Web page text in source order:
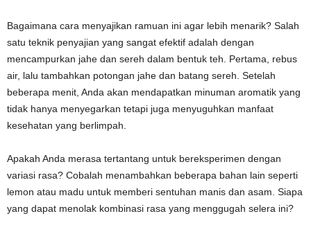
Bagaimana cara menyajikan ramuan ini agar lebih menarik? Salah
satu teknik penyajian yang sangat efektif adalah dengan
mencampurkan jahe dan sereh dalam bentuk teh. Pertama, rebus
air, lalu tambahkan potongan jahe dan batang sereh. Setelah
beberapa menit, Anda akan mendapatkan minuman aromatik yang
tidak hanya menyegarkan tetapi juga menyuguhkan manfaat
kesehatan yang berlimpah.
Apakah Anda merasa tertantang untuk bereksperimen dengan
variasi rasa? Cobalah menambahkan beberapa bahan lain seperti
lemon atau madu untuk memberi sentuhan manis dan asam. Siapa
yang dapat menolak kombinasi rasa yang menggugah selera ini?